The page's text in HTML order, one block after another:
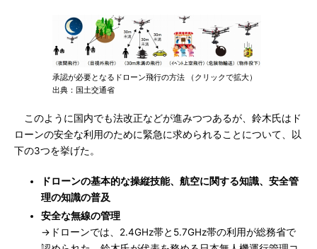
承認が必要となるドローン飛行の方法 （クリックで拡大）
出典：国土交通省
このように国内でも法改正などが進みつつあるが、鈴木氏はド
ローンの安全な利用のために緊急に求められることについて、以
下の3つを挙げた。
ドローンの基本的な操縦技能、航空に関する知識、安全管
理の知識の普及
安全な無線の管理
→ドローンでは、2.4GHz帯と5.7GHz帯の利用が総務省で